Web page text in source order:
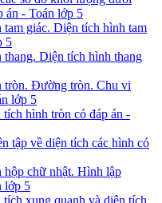
án - Toán lớp 5
giác. Diện tích hình tam
5
Diện tích hình thang
tròn. Đường tròn. Chu vi
lớp 5
hình tròn có đáp án -
tập về diện tích các hình có
hộp chữ nhật. Hình lập
lớp 5
xung quanh và diện tích